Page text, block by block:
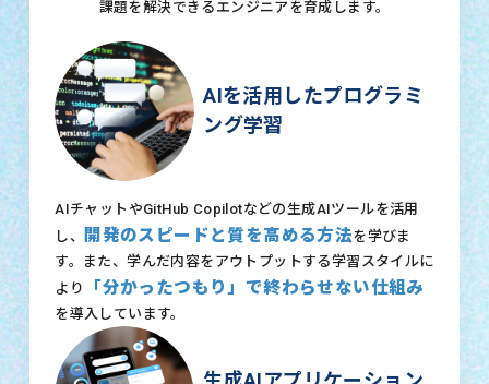
課題を解決できるエンジニアを育成します。
AIを活用したプログラミ
ング学習
AIチャットやGitHub Copilotなどの生成AIツールを活用
し、
開発のスピードと質を高める方法を学びま
す。また、学んだ内容をアウトプットする学習スタイルに
より
「分かったつもり」で終わらせない仕組み
を導入しています。